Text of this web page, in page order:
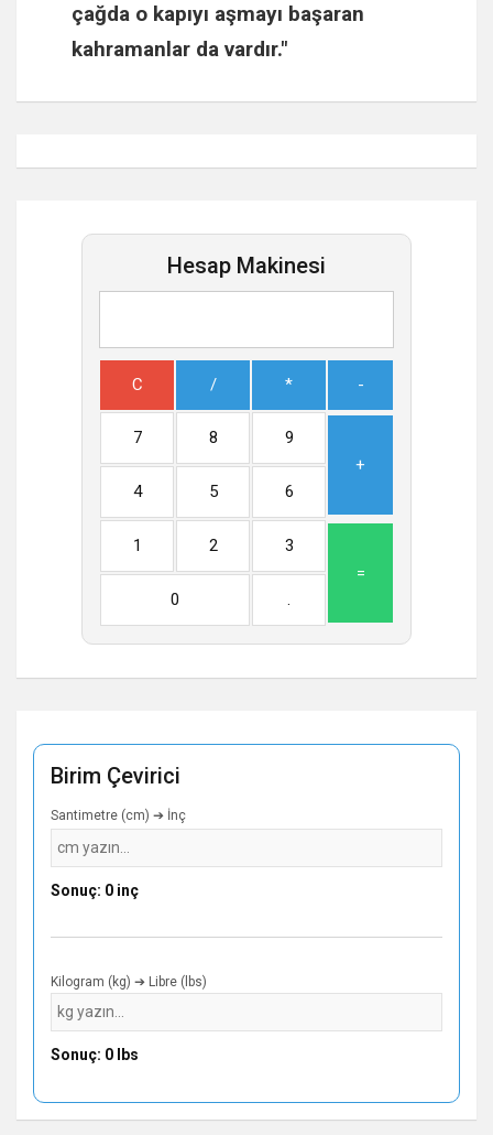
çağda o kapıyı aşmayı başaran
kahramanlar da vardır."
Hesap Makinesi
C / * -
7 8
9
+
4
5 6
1 2
3
=
0
.
Birim Çevirici
Santimetre (cm) ➔ İnç
Sonuç: 0 inç
Kilogram (kg) ➔ Libre (lbs)
Sonuç: 0 lbs